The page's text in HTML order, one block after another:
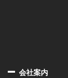
会社案内